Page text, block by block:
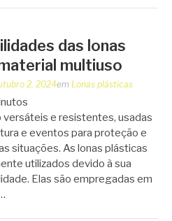
das lonas
multiuso
2, 2024em Lonas plásticas
versáteis e resistentes, usadas
e eventos para proteção e
situações. As lonas plásticas
utilizados devido à sua
Elas são empregadas em